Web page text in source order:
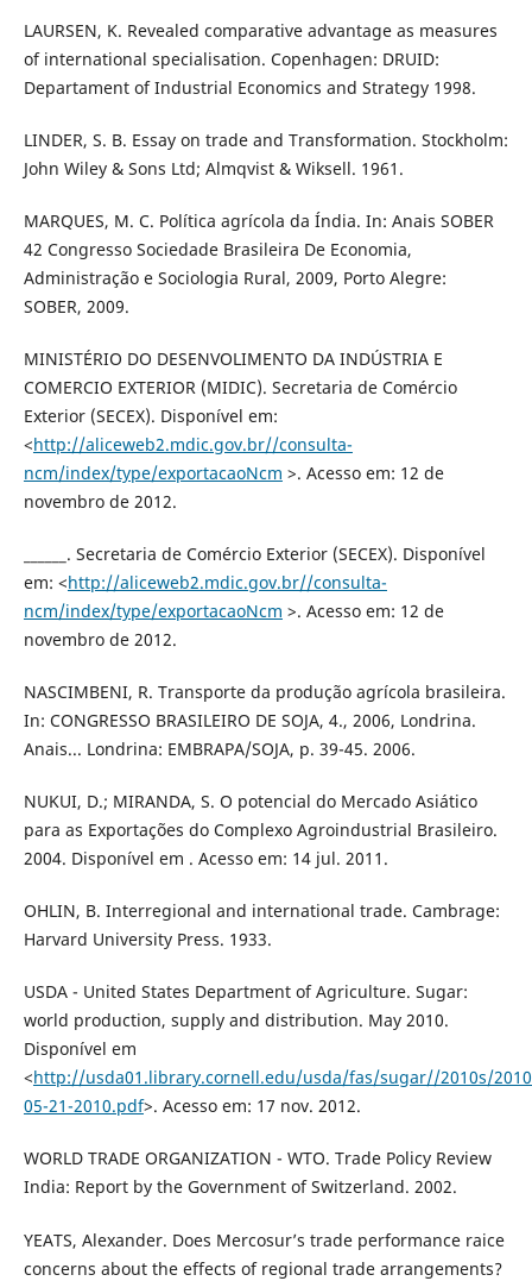
LAURSEN, K. Revealed comparative advantage as measures
of international specialisation. Copenhagen: DRUID:
Departament of Industrial Economics and Strategy 1998.
LINDER, S. B. Essay on trade and Transformation. Stockholm:
John Wiley & Sons Ltd; Almqvist & Wiksell. 1961.
MARQUES, M. C. Política agrícola da Índia. In: Anais SOBER
42 Congresso Sociedade Brasileira De Economia,
Administração e Sociologia Rural, 2009, Porto Alegre:
SOBER, 2009.
MINISTÉRIO DO DESENVOLIMENTO DA INDÚSTRIA E
COMERCIO EXTERIOR (MIDIC). Secretaria de Comércio
Exterior (SECEX). Disponível em:
<http://aliceweb2.mdic.gov.br//consulta-
ncm/index/type/exportacaoNcm >. Acesso em: 12 de
novembro de 2012.
______. Secretaria de Comércio Exterior (SECEX). Disponível
em: <http://aliceweb2.mdic.gov.br//consulta-
ncm/index/type/exportacaoNcm >. Acesso em: 12 de
novembro de 2012.
NASCIMBENI, R. Transporte da produção agrícola brasileira.
In: CONGRESSO BRASILEIRO DE SOJA, 4., 2006, Londrina.
Anais... Londrina: EMBRAPA/SOJA, p. 39-45. 2006.
NUKUI, D.; MIRANDA, S. O potencial do Mercado Asiático
para as Exportações do Complexo Agroindustrial Brasileiro.
2004. Disponível em . Acesso em: 14 jul. 2011.
OHLIN, B. Interregional and international trade. Cambrage:
Harvard University Press. 1933.
USDA - United States Department of Agriculture. Sugar:
world production, supply and distribution. May 2010.
Disponível em
<http://usda01.library.cornell.edu/usda/fas/sugar//2010s/
05-21-2010.pdf>. Acesso em: 17 nov. 2012.
WORLD TRADE ORGANIZATION - WTO. Trade Policy Review
India: Report by the Government of Switzerland. 2002.
YEATS, Alexander. Does Mercosur’s trade performance raice
concerns about the effects of regional trade arrangements?